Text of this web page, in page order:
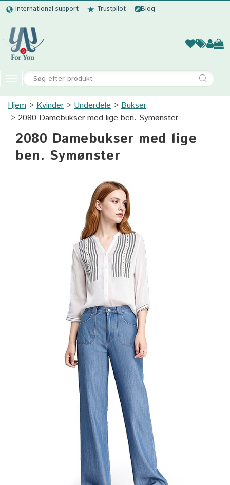
International support Trustpilot Blog
Kvinder
Toggle
navigation
Kvinder
Hjem Kvinder Underdele
Bukser
2080 Damebukser med lige ben. Symønster
2080 Damebukser med lige
ben. Symønster